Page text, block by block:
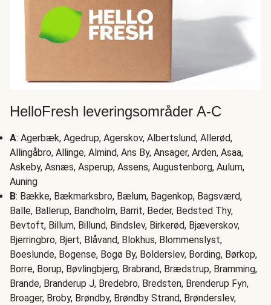
HelloFresh leveringsområder A-C
A: Agerbæk, Agedrup, Agerskov, Albertslund, Allerød,
Allingåbro, Allinge, Almind, Ans By, Ansager, Arden, Asaa,
Askeby, Asnæs, Asperup, Assens, Augustenborg, Aulum,
Auning
B: Bække, Bækmarksbro, Bælum, Bagenkop, Bagsværd,
Balle, Ballerup, Bandholm, Barrit, Beder, Bedsted Thy,
Bevtoft, Billum, Billund, Bindslev, Birkerød, Bjæverskov,
Bjerringbro, Bjert, Blåvand, Blokhus, Blommenslyst,
Boeslunde, Bogense, Bogø By, Bolderslev, Bording, Børkop,
Borre, Borup, Bøvlingbjerg, Brabrand, Brædstrup, Bramming,
Brande, Branderup J, Bredebro, Bredsten, Brenderup Fyn,
Broager, Broby, Brøndby, Brøndby Strand, Brønderslev,